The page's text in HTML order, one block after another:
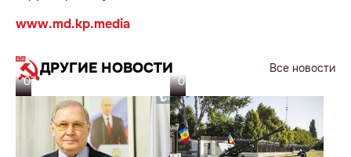
www.md.kp.media
ДРУГИЕ НОВОСТИ
Все новости
07.08.26
06.08.26